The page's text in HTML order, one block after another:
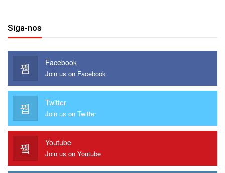
Siga-nos
Facebook
Join us on Facebook
Twitter
Join us on Twitter
Youtube
Join us on Youtube